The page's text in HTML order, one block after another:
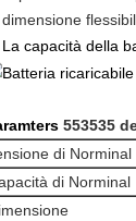
La capacità della
553535
di Norminal
di Norminal